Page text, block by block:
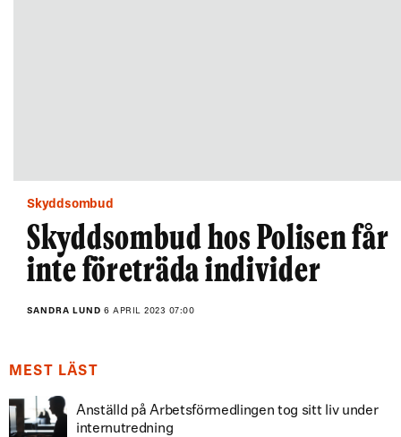
Skyddsombud
Skyddsombud hos Polisen får
inte företräda individer
SANDRA LUND 6 APRIL 2023 07:00
MEST LÄST
Anställd på Arbetsförmedlingen tog sitt liv under
internutredning